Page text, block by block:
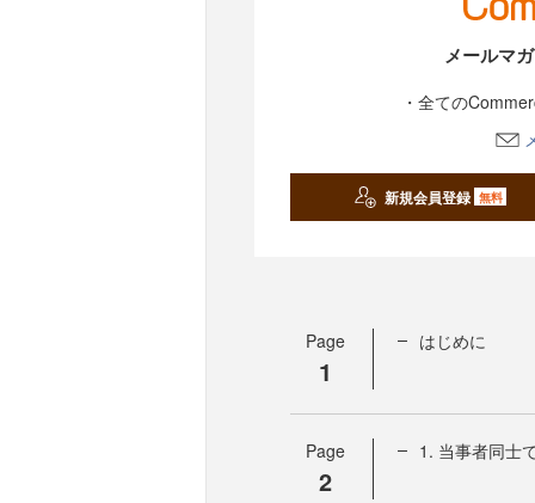
メールマ
・全ての
新規会員登録 無料
Page
1
はじめに
Page
2
1. 当事者同士